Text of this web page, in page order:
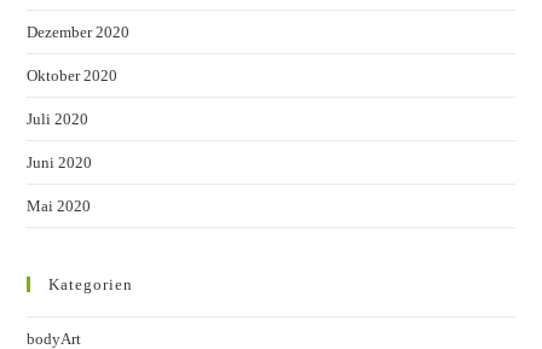
Dezember 2020
Oktober 2020
Juli 2020
Juni 2020
Mai 2020
Kategorien
bodyArt